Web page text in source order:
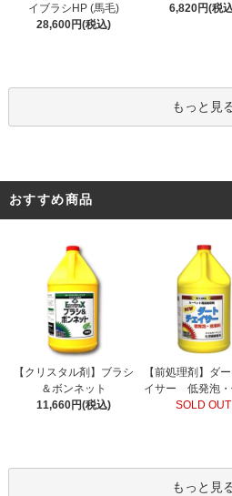
イブラシHP (馬毛)
28,600円(税込)
6,820円(税
もっと見
おすすめ商品
【クリスタル剤】ブラシ
＆ボンネット
11,660円(税込)
【前処理剤】ダ
イサー 低発泡・
SOLD OUT
もっと見